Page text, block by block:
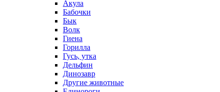
Акула
Бабочки
Бык
Волк
Гиена
Горилла
Гусь, утка
Дельфин
Динозавр
Другие животные